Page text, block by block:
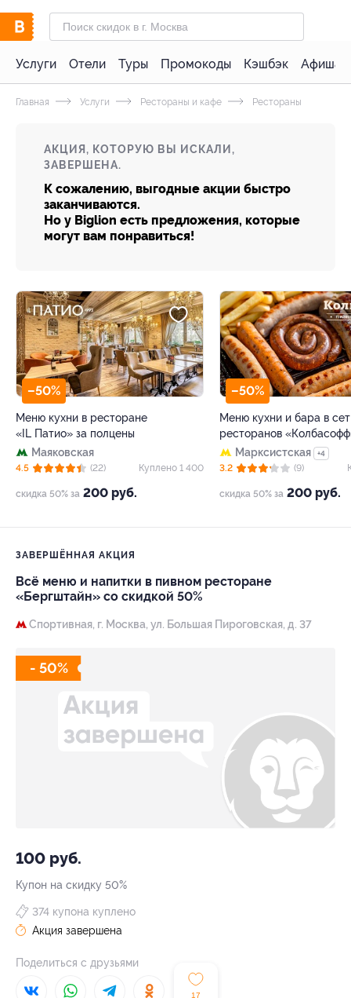
Услуги Отели Туры Промокоды Кэшбэк Афиша
Главная Услуги Рестораны и кафе Рестораны
АКЦИЯ, КОТОРУЮ ВЫ ИСКАЛИ,
ЗАВЕРШЕНА.
К сожалению, выгодные акции быстро
заканчиваются.
Но у Biglion есть предложения, которые
могут вам понравиться!
–50%
Меню кухни в ресторане
«IL Патио» за полцены
Маяковская
скидка 50% за 200 руб.
4.5 (22) Куплено 1 400
–50%
Меню кухни и бара в
ресторанов
Марксистская
+4
скидка 50% за 200 руб.
3.2 (9)
ЗАВЕРШЁННАЯ АКЦИЯ
Всё меню и напитки в пивном ресторане
«Бергштайн» со скидкой 50%
Спортивная, г. Москва, ул. Большая Пироговская, д. 37
- 50%
100 руб.
Купон на скидку 50%
17
374 купона куплено
Акция завершена
Поделиться с друзьями